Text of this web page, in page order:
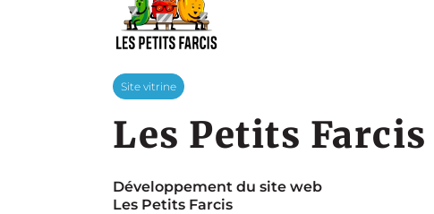
Site vitrine
Les Petits Farcis
Développement du site web
Les Petits Farcis